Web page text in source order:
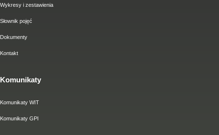
Wykresy i zestawienia
Słownik pojęć
Dokumenty
Kontakt
Komunikaty
Komunikaty WIT
Komunikaty GPI